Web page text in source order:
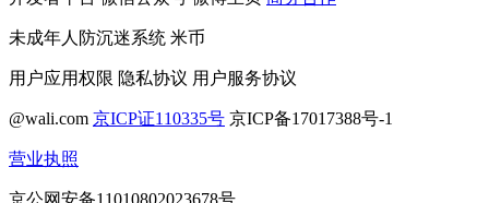
未成年人防沉迷系统 米币
用户应用权限 隐私协议 用户服务协议
@wali.com 京ICP证110335号 京ICP备17017388号-1
营业执照
京公网安备11010802023678号